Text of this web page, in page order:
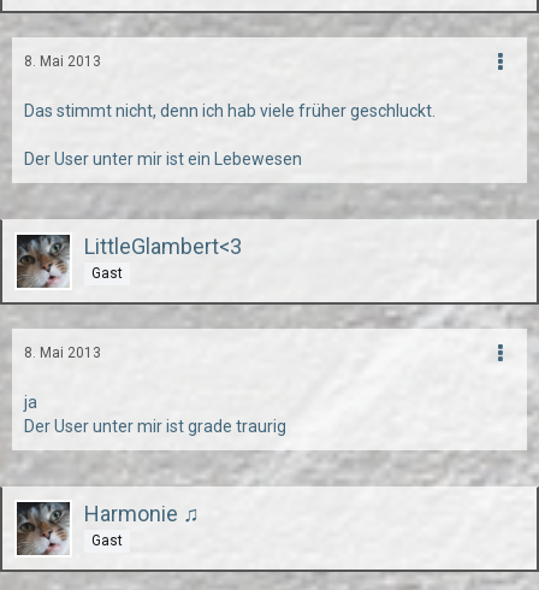
8. Mai 2013
Das stimmt nicht, denn ich hab viele früher geschluckt.
Der User unter mir ist ein Lebewesen
LittleGlambert<3
Gast
8. Mai 2013
ja
Der User unter mir ist grade traurig
Harmonie ♫
Gast